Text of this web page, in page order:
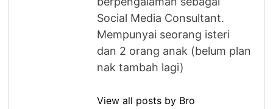
Social Media Consultant.
Mempunyai seorang isteri
dan 2 orang anak (belum plan
nak tambah lagi)
View all posts by Bro